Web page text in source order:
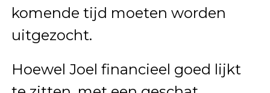
komende tijd moeten worden
uitgezocht.
Hoewel Joel financieel goed lijkt